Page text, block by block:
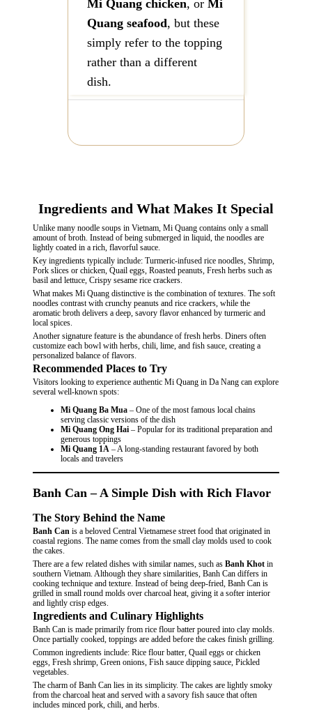
Mi Quang chicken, orMi
Quang seafood, but these
simply refer to the topping
rather than a different
dish.
Ingredients and What Makes It Special
Unlike many noodle soups in Vietnam, Mi Quang contains only a small
amount of broth. Instead of being submerged in liquid, the noodles are
lightly coated in a rich, flavorful sauce.
Key ingredients typically include: Turmeric-infused rice noodles, Shrimp,
Pork slices or chicken, Quail eggs, Roasted peanuts, Fresh herbs such as
basil and lettuce, Crispy sesame rice crackers.
What makes Mi Quang distinctive is the combination of textures. The soft
noodles contrast with crunchy peanuts and rice crackers, while the
aromatic broth delivers a deep, savory flavor enhanced by turmeric and
local spices.
Another signature feature is the abundance of fresh herbs. Diners often
customize each bowl with herbs, chili, lime, and fish sauce, creating a
personalized balance of flavors.
Recommended Places to Try
Visitors looking to experience authentic Mi Quang in Da Nang can explore
several well-known spots:
Mi Quang Ba Mua – One of the most famous local chains
serving classic versions of the dish
Mi Quang Ong Hai – Popular for its traditional preparation and
generous toppings
Mi Quang 1A – A long-standing restaurant favored by both
locals and travelers
Banh Can – A Simple Dish with Rich Flavor
The Story Behind the Name
Banh Can is a beloved Central Vietnamese street food that originated in
coastal regions. The name comes from the small clay molds used to cook
the cakes.
There are a few related dishes with similar names, such asBanh Khot in
southern Vietnam. Although they share similarities, Banh Can differs in
cooking technique and texture. Instead of being deep-fried, Banh Can is
grilled in small round molds over charcoal heat, giving it a softer interior
and lightly crisp edges.
Ingredients and Culinary Highlights
Banh Can is made primarily from rice flour batter poured into clay molds.
Once partially cooked, toppings are added before the cakes finish grilling.
Common ingredients include: Rice flour batter, Quail eggs or chicken
eggs, Fresh shrimp, Green onions, Fish sauce dipping sauce, Pickled
vegetables.
The charm of Banh Can lies in its simplicity. The cakes are lightly smoky
from the charcoal heat and served with a savory fish sauce that often
includes minced pork, chili, and herbs.